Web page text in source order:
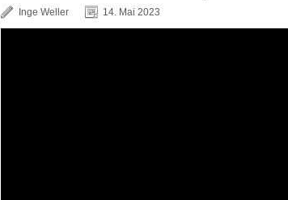
Inge Weller 14. Mai 2023